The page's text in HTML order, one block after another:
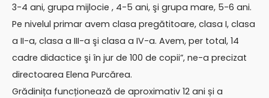
3-4 ani, grupa mijlocie , 4-5 ani, şi grupa mare, 5-6 ani.
Pe nivelul primar avem clasa pregătitoare, clasa I, clasa
a II-a, clasa a III-a şi clasa a IV-a. Avem, per total, 14
cadre didactice şi în jur de 100 de copii”, ne-a precizat
directoarea Elena Purcărea.
Grădinița funcționează de aproximativ 12 ani și a